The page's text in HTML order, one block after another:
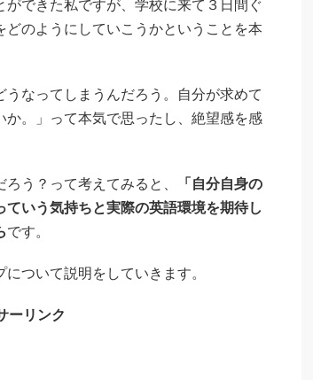
できた私ですが、学校に来て３日間ぐ
のようにしていこうかということを本
うなってしまうんだろう。自分が求めて
。」って本気で思ったし、絶望感を感
う？って考えてみると、
「自分自身の
いう気持ちと実際の英語環境を期待し
です。
ついて説明をしていきます。
ーリンク